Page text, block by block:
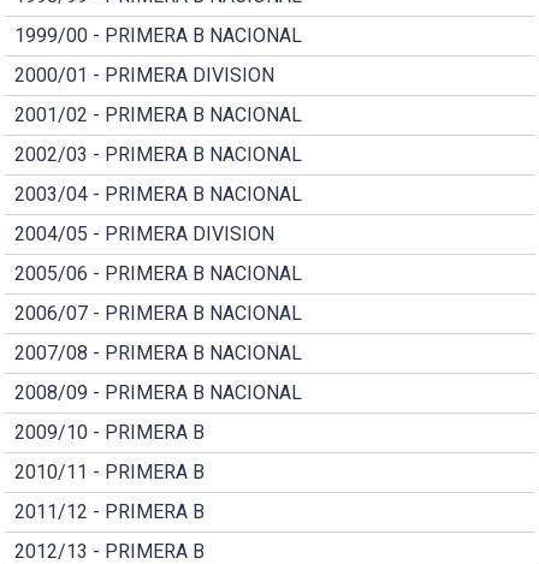
1999/00 - PRIMERA B NACIONAL
2000/01 - PRIMERA DIVISION
2001/02 - PRIMERA B NACIONAL
2002/03 - PRIMERA B NACIONAL
2003/04 - PRIMERA B NACIONAL
2004/05 - PRIMERA DIVISION
2005/06 - PRIMERA B NACIONAL
2006/07 - PRIMERA B NACIONAL
2007/08 - PRIMERA B NACIONAL
2008/09 - PRIMERA B NACIONAL
2009/10 - PRIMERA B
2010/11 - PRIMERA B
2011/12 - PRIMERA B
2012/13 - PRIMERA B